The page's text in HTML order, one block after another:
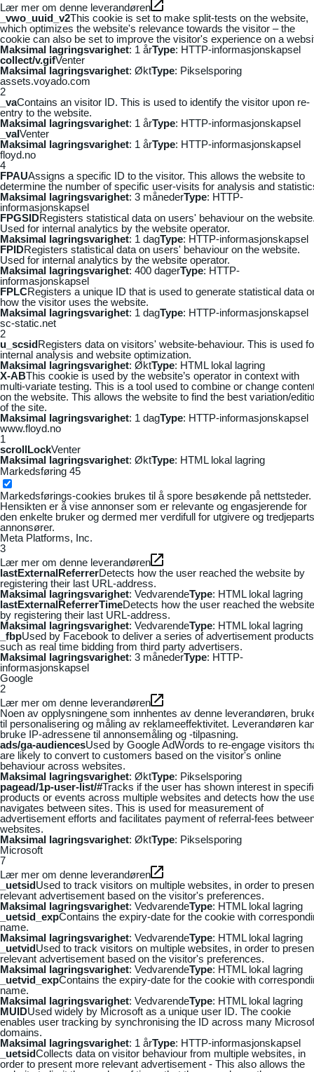
Lær mer om denne leverandøren
_vwo_uuid_v2This cookie is set to make split-tests on the website,
which optimizes the website's relevance towards the visitor – the
cookie can also be set to improve the visitor's experience on a
Maksimal lagringsvarighet: 1 årType: HTTP-informasjonskapsel
collect/v.gifVenter
Maksimal lagringsvarighet: ØktType: Pikselsporing
assets.voyado.com
2
_vaContains an visitor ID. This is used to identify the visitor upon re-
entry to the website.
Maksimal lagringsvarighet: 1 årType: HTTP-informasjonskapsel
_vaIVenter
Maksimal lagringsvarighet: 1 årType: HTTP-informasjonskapsel
floyd.no
4
FPAUAssigns a specific ID to the visitor. This allows the website to
determine the number of specific user-visits for analysis and
Maksimal lagringsvarighet: 3 månederType: HTTP-
informasjonskapsel
FPGSIDRegisters statistical data on users' behaviour on the
Used for internal analytics by the website operator.
Maksimal lagringsvarighet: 1 dagType: HTTP-informasjonskapsel
FPIDRegisters statistical data on users' behaviour on the website.
Used for internal analytics by the website operator.
Maksimal lagringsvarighet: 400 dagerType: HTTP-
informasjonskapsel
FPLCRegisters a unique ID that is used to generate statistical data
how the visitor uses the website.
Maksimal lagringsvarighet: 1 dagType: HTTP-informasjonskapsel
sc-static.net
2
u_scsidRegisters data on visitors' website-behaviour. This is used
internal analysis and website optimization.
Maksimal lagringsvarighet: ØktType: HTML lokal lagring
X-ABThis cookie is used by the website’s operator in context with
multi-variate testing. This is a tool used to combine or change
on the website. This allows the website to find the best variation/
of the site.
Maksimal lagringsvarighet: 1 dagType: HTTP-informasjonskapsel
www.floyd.no
1
scrollLockVenter
Maksimal lagringsvarighet: ØktType: HTML lokal lagring
Markedsføring 45
Markedsførings-cookies brukes til å spore besøkende på nettsteder.
Hensikten er å vise annonser som er relevante og engasjerende for
den enkelte bruker og dermed mer verdifull for utgivere og tredjeparts
annonsører.
Meta Platforms, Inc.
3
Lær mer om denne leverandøren
lastExternalReferrerDetects how the user reached the website by
registering their last URL-address.
Maksimal lagringsvarighet: VedvarendeType: HTML lokal lagring
lastExternalReferrerTimeDetects how the user reached the website
by registering their last URL-address.
Maksimal lagringsvarighet: VedvarendeType: HTML lokal lagring
_fbpUsed by Facebook to deliver a series of advertisement products
such as real time bidding from third party advertisers.
Maksimal lagringsvarighet: 3 månederType: HTTP-
informasjonskapsel
Google
2
Lær mer om denne leverandøren
Noen av opplysningene som innhentes av denne leverandøren,
til personalisering og måling av reklameeffektivitet. Leverandøren
bruke IP-adressene til annonsemåling og -tilpasning.
ads/ga-audiencesUsed by Google AdWords to re-engage visitors
are likely to convert to customers based on the visitor's online
behaviour across websites.
Maksimal lagringsvarighet: ØktType: Pikselsporing
pagead/1p-user-list/#Tracks if the user has shown interest in
products or events across multiple websites and detects how the
navigates between sites. This is used for measurement of
advertisement efforts and facilitates payment of referral-fees
websites.
Maksimal lagringsvarighet: ØktType: Pikselsporing
Microsoft
7
Lær mer om denne leverandøren
_uetsidUsed to track visitors on multiple websites, in order to
relevant advertisement based on the visitor's preferences.
Maksimal lagringsvarighet: VedvarendeType: HTML lokal lagring
_uetsid_expContains the expiry-date for the cookie with
name.
Maksimal lagringsvarighet: VedvarendeType: HTML lokal lagring
_uetvidUsed to track visitors on multiple websites, in order to
relevant advertisement based on the visitor's preferences.
Maksimal lagringsvarighet: VedvarendeType: HTML lokal lagring
_uetvid_expContains the expiry-date for the cookie with
name.
Maksimal lagringsvarighet: VedvarendeType: HTML lokal lagring
MUIDUsed widely by Microsoft as a unique user ID. The cookie
enables user tracking by synchronising the ID across many
domains.
Maksimal lagringsvarighet: 1 årType: HTTP-informasjonskapsel
_uetsidCollects data on visitor behaviour from multiple websites, in
order to present more relevant advertisement - This also allows the